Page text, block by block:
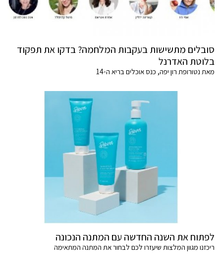
סובלים מתשישות בעקבות המלחמה? בדקו את תפקוד
בלוטת האדרנל
מאת נטורופת רון יפה, כנס אוכלים בריא ה-14
לפתוח את השנה החדשה עם המתנה הנכונה
ריכזנו מגוון המלצות שיעזרו לכם לבחור את המתנה המתאימה